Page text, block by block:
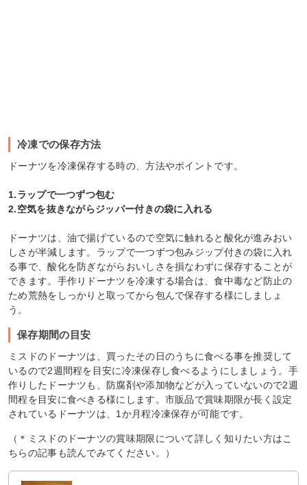
冷凍での保存方法
ドーナツを冷凍保存する時の、方法やポイントです。
1.ラップで一つずつ包む
2.空気を抜きながらジッパー付きの袋に入れる
ドーナツは、油で揚げているので空気に触れると酸化が進みおい
しさが半減します。ラップで一つずつ包みジップ付きの袋に入れ
る事で、酸化を防ぎながらおいしさを損なわずに保存することが
できます。手作りドーナツを冷凍する場合は、食中毒など防止の
ため荒熱をしっかりと取ってから包んで保存する様にしましょ
う。
保存期間の目安
ミスドのドーナツは、買ったその日のうちに食べる事を推奨して
いるので2週間程を目安に冷凍保存し食べるようにしましょう。手
作りしたドーナツも、防腐剤や添加物などが入っていないので2週
間程を目安に食べきる様にします。市販品で賞味期限が長く設定
されているドーナツは、1か月程冷凍保存が可能です。
（＊ミスドのドーナツの賞味期限について詳しく知りたい方はこ
ちらの記事も読んでみてください。）